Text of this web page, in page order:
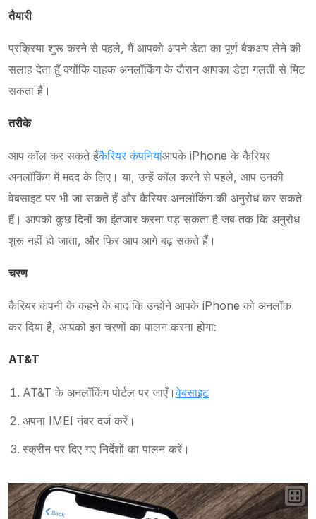
तैयारी
प्रक्रिया शुरू करने से पहले, मैं आपको अपने डेटा का पूर्ण बैकअप लेने की
सलाह देता हूँ क्योंकि वाहक अनलॉकिंग के दौरान आपका डेटा गलती से मिट
सकता है।
तरीके
आप कॉल कर सकते हैंकैरियर कंपनियांआपके iPhone के कैरियर
अनलॉकिंग में मदद के लिए। या, उन्हें कॉल करने से पहले, आप उनकी
वेबसाइट पर भी जा सकते हैं और कैरियर अनलॉकिंग की अनुरोध कर सकते
हैं। आपको कुछ दिनों का इंतजार करना पड़ सकता है जब तक कि अनुरोध
शुरू नहीं हो जाता, और फिर आप आगे बढ़ सकते हैं।
चरण
कैरियर कंपनी के कहने के बाद कि उन्होंने आपके iPhone को अनलॉक
कर दिया है, आपको इन चरणों का पालन करना होगा:
AT&T
AT&T के अनलॉकिंग पोर्टल पर जाएँ।वेबसाइट
अपना IMEI नंबर दर्ज करें।
स्क्रीन पर दिए गए निर्देशों का पालन करें।